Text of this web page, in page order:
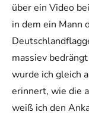
über ein Video
in dem ein Mann
massiev
wurde ich gleich
erinnert, wie die
weiß ich den